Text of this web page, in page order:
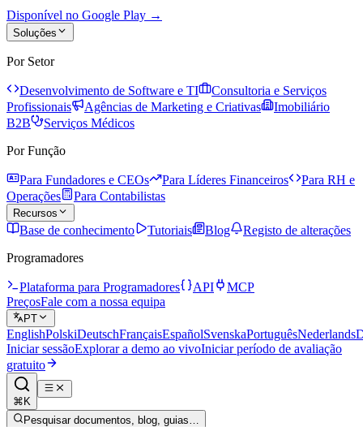
Disponível no Google Play →
Soluções
Por Setor
Desenvolvimento de Software e TI
Consultoria e Serviços
Profissionais
Agências de Marketing e Criativas
Imobiliário
B2B
Serviços Médicos
Por Função
Para Fundadores e CEOs Para Líderes Financeiros
Para RH e
Operações
Para Contabilistas
Recursos
Base de conhecimento Tutoriais Blog
Registo de alterações
Programadores
Plataforma para Programadores API
MCP
PreçosFale com a nossa equipa
PT
EnglishPolskiDeutschFrançaisEspañolSvenskaPortuguêsNederlands
Iniciar sessãoExplorar a demo ao vivoIniciar período de avaliação
gratuito
⌘K
Pesquisar documentos, blog, guias…